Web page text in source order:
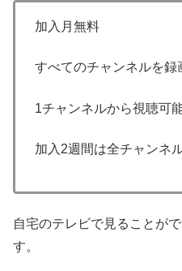
加入月無料
すべてのチャンネルを録
1チャンネルから視聴可
加入2週間は全チャンネ
自宅のテレビで見ることが
す。